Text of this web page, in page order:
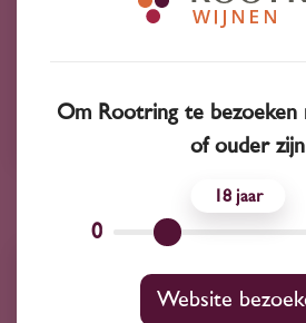
38 95
Hees
Om Rootring te bezoeken
of ouder
0
18
Website